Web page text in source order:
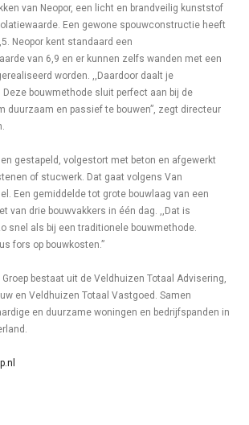
van Neopor, een licht en brandveilig kunststof
Een gewone spouwconstructie heeft
Neopor kent standaard een
van 6,9 en er kunnen zelfs wanden met een
worden. ,,Daardoor daalt je
Deze bouwmethode sluit perfect aan bij de
duurzaam en passief te bouwen”, zegt directeur
gestapeld, volgestort met beton en afgewerkt
of stucwerk. Dat gaat volgens Van
Een gemiddelde tot grote bouwlaag van een
van drie bouwvakkers in één dag. ,,Dat is
snel als bij een traditionele bouwmethode.
fors op bouwkosten.”
bestaat uit de Veldhuizen Totaal Advisering,
en Veldhuizen Totaal Vastgoed. Samen
en duurzame woningen en bedrijfspanden in